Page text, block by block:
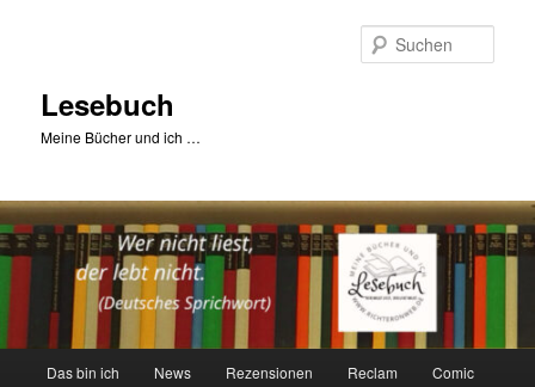
Lesebuch
Meine Bücher und ich …
Das bin ich News Rezensionen Reclam Comic